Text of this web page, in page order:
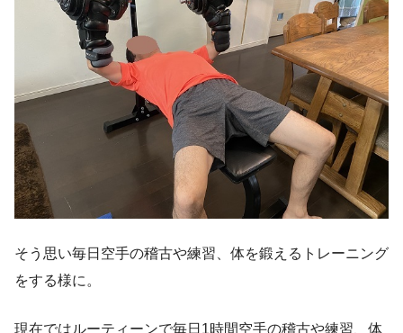
そう思い毎日空手の稽古や練習、体を鍛えるトレーニング
をする様に。
現在ではルーティーンで毎日1時間空手の稽古や練習、体